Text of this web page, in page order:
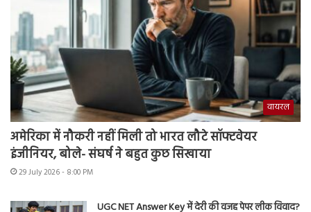
वायरल
अमेरिका में नौकरी नहीं मिली तो भारत लौटे सॉफ्टवेयर
इंजीनियर, बोले- संघर्ष ने बहुत कुछ सिखाया
29 July 2026 - 8:00 PM
UGC NET Answer Key में देरी की वजह पेपर लीक विवाद?